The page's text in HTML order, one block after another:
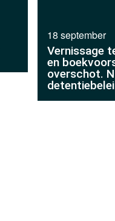
18 september
Vernissage
en
overschot.